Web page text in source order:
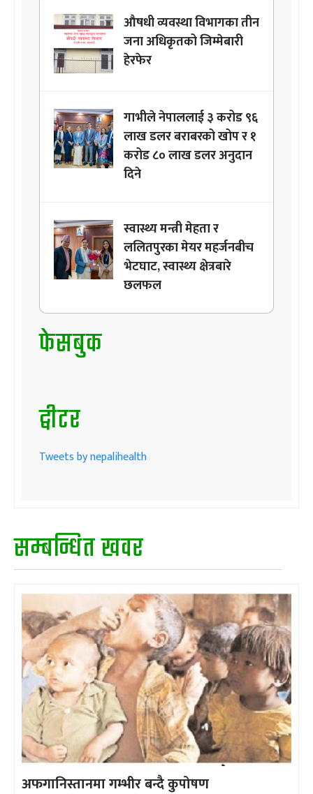
औषधी व्यवस्था विभागका तीन
जना अधिकृतको जिम्मेबारी
हेरफेर
गाभीले नेपाललाई ३ करोड ९६
लाख डलर बराबरको खोप र १
करोड ८० लाख डलर अनुदान
दिने
स्वास्थ्य मन्त्री मेहता र
ललितपुरका मेयर महर्जनबीच
भेटघाट, स्वास्थ्य क्षेत्रबारे
छलफल
फेसबुक
ट्वीटर
Tweets by nepalihealth
सम्बन्धित खवर
अफगानिस्तानमा गम्भीर बन्दै कुपोषण